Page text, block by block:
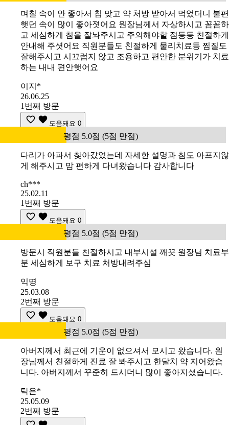
며칠 속이 안 좋아서 침 맞고 약 처방 받아서 먹었더니 불편
햇던 속이 많이 좋아졋어요 원장님께서 자상하시고 꼼꼼하
고 세심하게 침을 잘놔주시고 주의해야할 점등등 친절하게
안내해 주셧어요 직원분들도 친절하게 물리치료등 찜질도
잘해주시고 시끄럽지 않고 조용하고 편안한 분위기가 치료
하는 내내 편안햇어요
이지*
26.06.25
1번째 방문
도움돼요 0
평점 5.0점 (5점 만점)
다리가 아파서 찾아갔었는데 자세한 설명과 침도 아프지않
게 해주시고 맘 편하게 다녀왔습니다 감사합니다
ch***
25.02.11
1번째 방문
도움돼요 0
평점 5.0점 (5점 만점)
방문시 직원분들 친절하시고 내부시설 깨끗 원장님 치료부
분 세심하게 보구 치료 처방내려주심
익명
25.03.08
2번째 방문
도움돼요 0
평점 5.0점 (5점 만점)
아버지께서 최근에 기운이 없으셔서 모시고 왔습니다. 원
장님께서 친절하게 진료 잘 봐주시고 한달치 약 지어왔습
니다. 아버지께서 꾸준히 드시더니 많이 좋아지셨습니다.
탁은*
25.05.09
2번째 방문